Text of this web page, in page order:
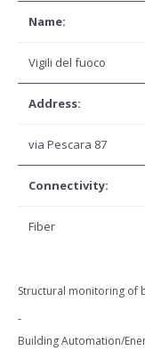
Name:
Vigili del fuoco
Address:
via Pescara 87
Connectivity:
Fiber
Structural monitoring of
-
Building Automation/